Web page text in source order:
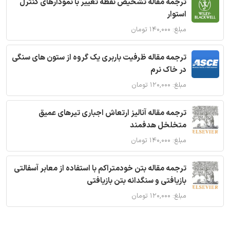
ترجمه مقاله تشخیص نقطه تغییر با نمودارهای کنترل
استوار
مبلغ: ۱۴۰,۰۰۰ تومان
ترجمه مقاله ظرفیت باربری یک گروه از ستون های سنگی
در خاک نرم
مبلغ: ۱۲۰,۰۰۰ تومان
ترجمه مقاله آنالیز ارتعاش اجباری تیرهای عمیق
متخلخل هدفمند
مبلغ: ۱۴۰,۰۰۰ تومان
ترجمه مقاله بتن خودمتراکم با استفاده از معابر آسفالتی
بازیافتی و سنگدانه بتن بازیافتی
مبلغ: ۱۲۰,۰۰۰ تومان